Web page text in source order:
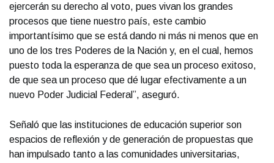
ejercerán su derecho al voto, pues vivan los grandes
procesos que tiene nuestro país, este cambio
importantísimo que se está dando ni más ni menos que en
uno de los tres Poderes de la Nación y, en el cual, hemos
puesto toda la esperanza de que sea un proceso exitoso,
de que sea un proceso que dé lugar efectivamente a un
nuevo Poder Judicial Federal”, aseguró.
Señaló que las instituciones de educación superior son
espacios de reflexión y de generación de propuestas que
han impulsado tanto a las comunidades universitarias,